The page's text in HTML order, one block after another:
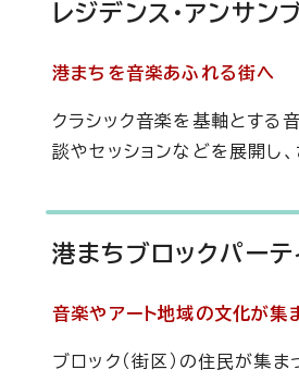
レジデンス・アンサン
港まちを音楽あふれる街へ
クラシック音楽を基軸とする
談やセッションなどを展開し
港まちブロックパーテ
音楽やアート地域の文化が集
ブロック（街区）の住民が集